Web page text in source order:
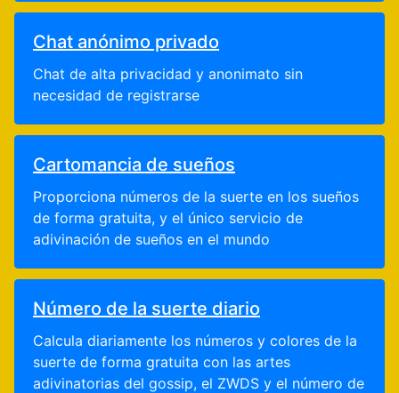
Chat anónimo privado
Chat de alta privacidad y anonimato sin
necesidad de registrarse
Cartomancia de sueños
Proporciona números de la suerte en los sueños
de forma gratuita, y el único servicio de
adivinación de sueños en el mundo
Número de la suerte diario
Calcula diariamente los números y colores de la
suerte de forma gratuita con las artes
adivinatorias del gossip, el ZWDS y el número de